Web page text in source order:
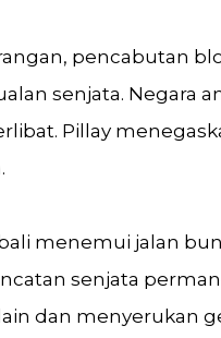
pencabutan
senjata. Negara
Pillay
menemui jalan
senjata
dan menyerukan